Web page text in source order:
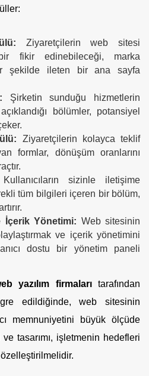
Ziyaretçilerin web sitesi
fikir edinebileceği, marka
şekilde ileten bir ana sayfa
Şirketin sunduğu hizmetlerin
bölümler, potansiyel
Ziyaretçilerin kolayca teklif
formlar, dönüşüm oranlarını
sizinle iletişime
tüm bilgileri içeren bir bölüm,
İçerik Yönetimi: Web sitesinin
ve içerik yönetimini
dostu bir yönetim paneli
yazılım firmalarıtarafından
edildiğinde, web sitesinin
memnuniyetini büyük ölçüde
tasarımı, işletmenin hedefleri